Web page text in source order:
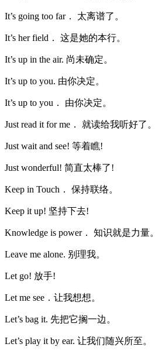
It’s going too far． 太离谱了。
It’s her field． 这是她的本行。
It’s up in the air. 尚未确定。
It’s up to you. 由你决定。
It’s up to you． 由你决定。
Just read it for me． 就读给我听好了。
Just wait and see! 等着瞧!
Just wonderful! 简直太棒了!
Keep in Touch． 保持联络。
Keep it up! 坚持下去!
Knowledge is power． 知识就是力量。
Leave me alone. 别理我。
Let go! 放手!
Let me see．让我想想。
Let’s bag it. 先把它搁一边。
Let’s play it by ear. 让我们随兴所至。